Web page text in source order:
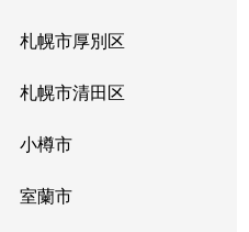
札幌市厚別区
札幌市清田区
小樽市
室蘭市